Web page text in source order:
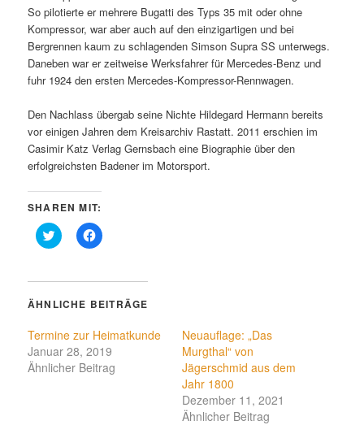
So pilotierte er mehrere Bugatti des Typs 35 mit oder ohne
Kompressor, war aber auch auf den einzigartigen und bei
Bergrennen kaum zu schlagenden Simson Supra SS unterwegs.
Daneben war er zeitweise Werksfahrer für Mercedes-Benz und
fuhr 1924 den ersten Mercedes-Kompressor-Rennwagen.
Den Nachlass übergab seine Nichte Hildegard Hermann bereits
vor einigen Jahren dem Kreisarchiv Rastatt. 2011 erschien im
Casimir Katz Verlag Gernsbach eine Biographie über den
erfolgreichsten Badener im Motorsport.
SHAREN MIT:
Klick,
um
teilen
in
Fenster
geöffnet)
Klick,
um
teilen
in
Fenster
geöffnet)
ÄHNLICHE BEITRÄGE
Termine zur Heimatkunde
Januar 28, 2019
Ähnlicher Beitrag
Neuauflage: „Das
Murgthal“ von
Jägerschmid aus dem
Jahr 1800
Dezember 11, 2021
Ähnlicher Beitrag